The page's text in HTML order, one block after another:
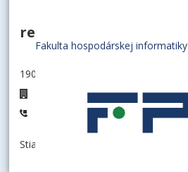
Fakulta hospodárskej informatiky
referentka
190012 - Oddelenie finančnej učtárne
+421 2 6729 5340
Stiahnuť informáciu ako: